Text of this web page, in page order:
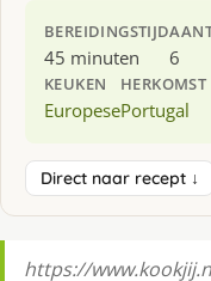
BEREIDINGSTIJD
45 minuten 6
KEUKEN
Europese
HERKOMST
Portugal
Direct naar recept ↓
https://